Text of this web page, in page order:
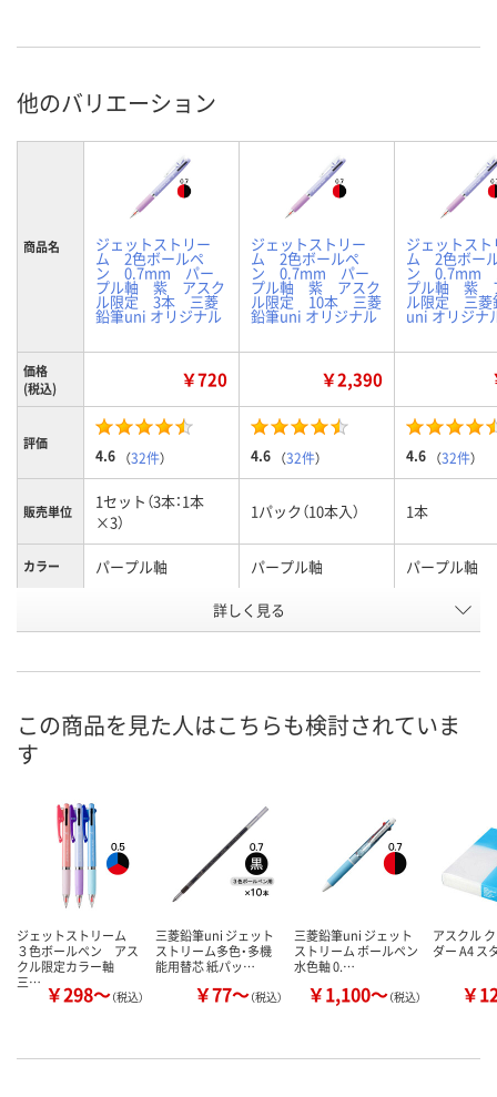
他のバリエーション
商品名 ジェットストリー
ム 2色ボールペ
ン 0.7mm パー
プル軸 紫 アスク
ル限定 3本 三菱
鉛筆uni オリジナル
ジェットストリー
ム 2色ボールペ
ン 0.7mm パー
プル軸 紫 アスク
ル限定 10本 三菱
鉛筆uni オリジナル
ジェットスト
ム 2色ボー
ン 0.7mm
プル軸 紫
ル限定 三菱
uni オリジナ
価格
(税込)
￥720 ￥2,390
評価
4.6 （32件） 4.6 （32件） 4.6 （32件）
販売単位
1セット（3本：1本
×3）
1パック（10本入） 1本
カラー パープル軸 パープル軸 パープル軸
2色
号
お届け日
数量
カゴへ
数量
カゴへ
詳しく見る
この商品を見た人はこちらも検討されていま
す
ジェットストリーム
３色ボールペン アス
クル限定カラー軸
三… ￥298～（税込）
三菱鉛筆uni ジェット
ストリーム多色・多機
能用替芯 紙パッ…
￥77～（税込）
三菱鉛筆uni ジェット
ストリーム ボールペン
水色軸 0.…
￥1,100～（税込）
アスクル
ダー A4 ス
￥